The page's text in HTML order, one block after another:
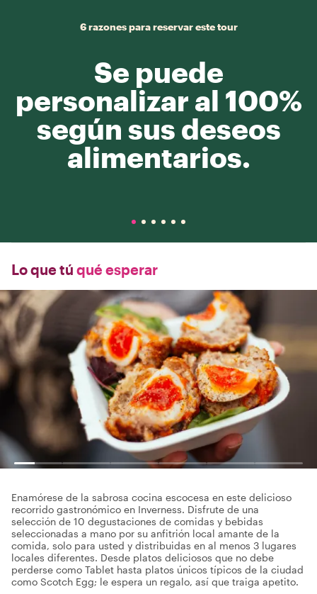
6 razones para reservar este tour
Se puede
personalizar al 100%
según sus deseos
alimentarios.
Lo que tú qué esperar
Enamórese de la sabrosa cocina escocesa en este delicioso
recorrido gastronómico en Inverness. Disfrute de una
selección de 10 degustaciones de comidas y bebidas
seleccionadas a mano por su anfitrión local amante de la
comida, solo para usted y distribuidas en al menos 3 lugares
locales diferentes. Desde platos deliciosos que no debe
perderse como Tablet hasta platos únicos típicos de la ciudad
como Scotch Egg; le espera un regalo, así que traiga apetito.